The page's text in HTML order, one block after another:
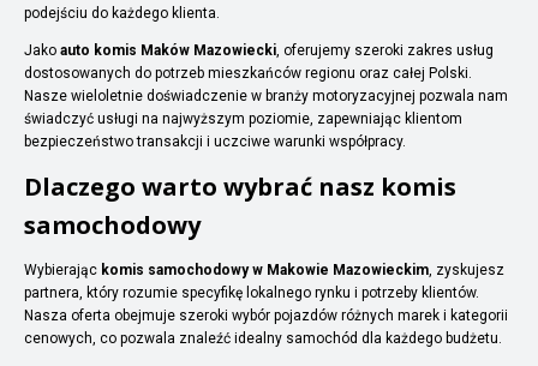
podejściu do każdego klienta.
Jako auto komis Maków Mazowiecki, oferujemy szeroki zakres usług
dostosowanych do potrzeb mieszkańców regionu oraz całej Polski.
Nasze wieloletnie doświadczenie w branży motoryzacyjnej pozwala nam
świadczyć usługi na najwyższym poziomie, zapewniając klientom
bezpieczeństwo transakcji i uczciwe warunki współpracy.
Dlaczego warto wybrać nasz komis
samochodowy
Wybierając komis samochodowy w Makowie Mazowieckim, zyskujesz
partnera, który rozumie specyfikę lokalnego rynku i potrzeby klientów.
Nasza oferta obejmuje szeroki wybór pojazdów różnych marek i kategorii
cenowych, co pozwala znaleźć idealny samochód dla każdego budżetu.